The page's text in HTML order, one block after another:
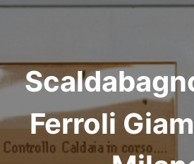
Ferroli